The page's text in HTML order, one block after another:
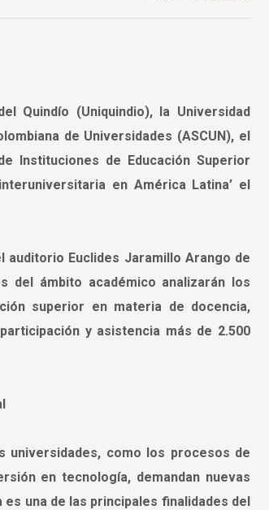
Quindío (Uniquindio), la Universidad
de Universidades (ASCUN), el
Instituciones de Educación Superior
en América Latina’ el
Euclides Jaramillo Arango de
del ámbito académico analizarán los
superior en materia de docencia,
y asistencia más de 2.500
como los procesos de
en tecnología, demandan nuevas
una de las principales finalidades del